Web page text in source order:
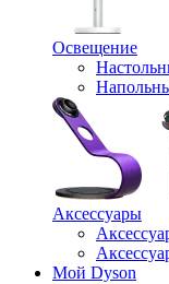
Освещение
Аксессуары
Мой Dyson